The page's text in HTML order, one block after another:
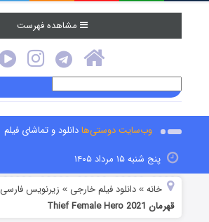
مشاهده فهرست
وب‌سایت دوستی‌هادانلود و تماشای فیلم
پنج شنبه ۱۵ مرداد ۱۴۰۵
خانه »دانلود فیلم خارجی » زیرنویس فارسی
قهرمان Thief Female Hero 2021